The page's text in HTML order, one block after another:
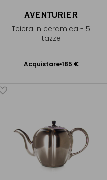
AVENTURIER
Teiera in ceramica - 5
tazze
Acquistare 185 €
Aggiungere